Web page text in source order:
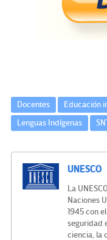
m
Docentes Educación
Lenguas Indígenas
UNESCO
La
Naciones
1945 con
seguridad
ciencia, la